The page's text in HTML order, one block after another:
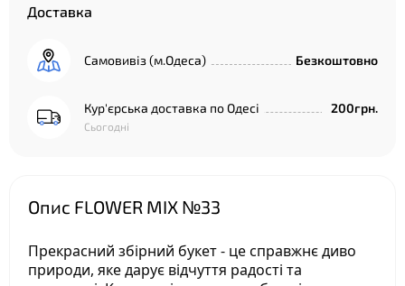
Доставка
Самовивіз (м.Одеса) Безкоштовно
Кур'єрська доставка по Одесі
Сьогодні
200грн.
Опис FLOWER MIX №33
Прекрасний збірний букет - це справжнє диво
природи, яке дарує відчуття радості та